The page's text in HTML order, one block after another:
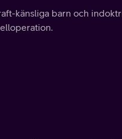
känsliga barn och